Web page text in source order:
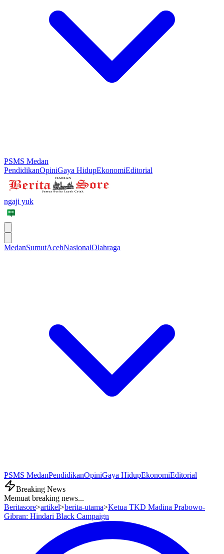
PSMS Medan
PendidikanOpiniGaya HidupEkonomiEditorial
ngaji yuk
MedanSumutAcehNasionalOlahraga
PSMS MedanPendidikanOpiniGaya HidupEkonomiEditorial
Breaking News
Memuat breaking news...
Beritasore>artikel>berita-utama>Ketua TKD Madina Prabowo-
Gibran: Hindari Black Campaign